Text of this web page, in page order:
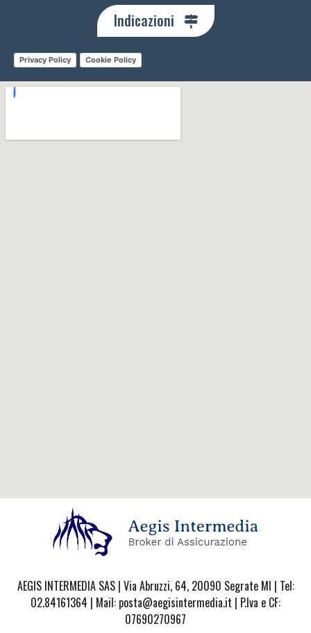
Indicazioni
Privacy Policy Cookie Policy
AEGIS INTERMEDIA SAS | Via Abruzzi, 64, 20090 Segrate MI | Tel:
02.84161364 | Mail: posta@aegisintermedia.it | P.Iva e CF:
07690270967